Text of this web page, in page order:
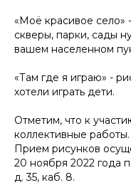
«Моё красивое
скверы, парки, сады
вашем населенном
«Там где я играю» -
хотели играть дети.
Отметим, что к
коллективные работы.
Прием рисунков
20 ноября 2022 года
д. 35, каб. 8.